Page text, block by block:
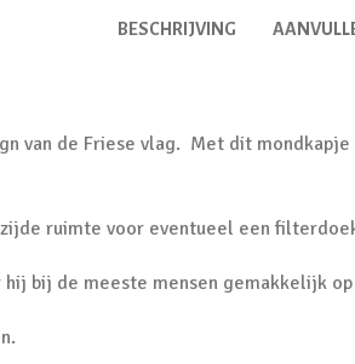
BESCHRIJVING
van de Friese vlag. Met dit
ruimte voor eventueel een
bij de meeste mensen gemakkelijk op